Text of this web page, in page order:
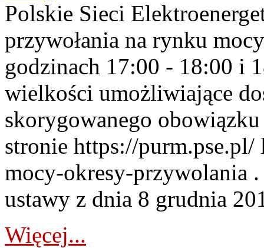
Polskie Sieci
przywołania na rynku
godzinach 17:00 - 18:00 i
wielkości umożliwiające
skorygowanego
stronie https://
mocy-okresy-przywolania
ustawy z dnia 8 grudnia
Więcej...